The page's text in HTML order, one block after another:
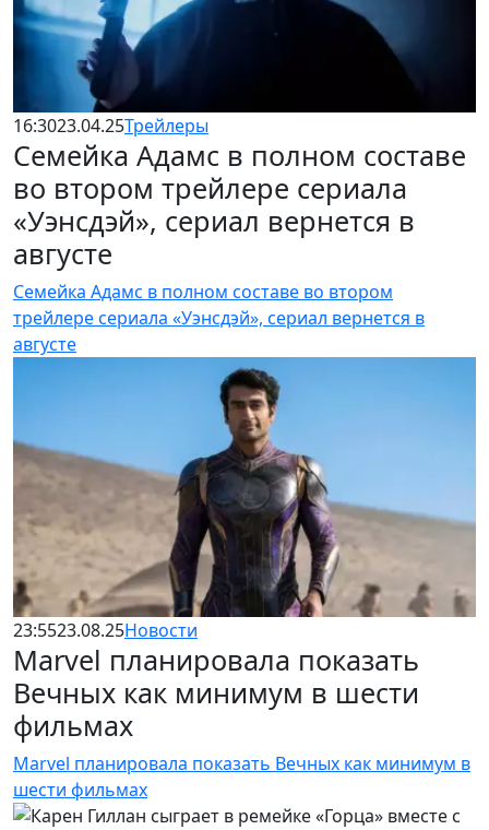
16:3023.04.25Трейлеры
Семейка Адамс в полном составе
во втором трейлере сериала
«Уэнсдэй», сериал вернется в
августе
Семейка Адамс в полном составе во втором
трейлере сериала «Уэнсдэй», сериал вернется в
августе
23:5523.08.25Новости
Marvel планировала показать
Вечных как минимум в шести
фильмах
Marvel планировала показать Вечных как минимум в
шести фильмах